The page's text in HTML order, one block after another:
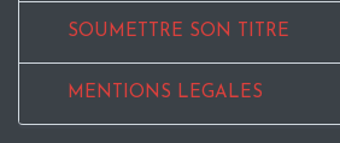
SOUMETTRE SON TITRE
MENTIONS LEGALES